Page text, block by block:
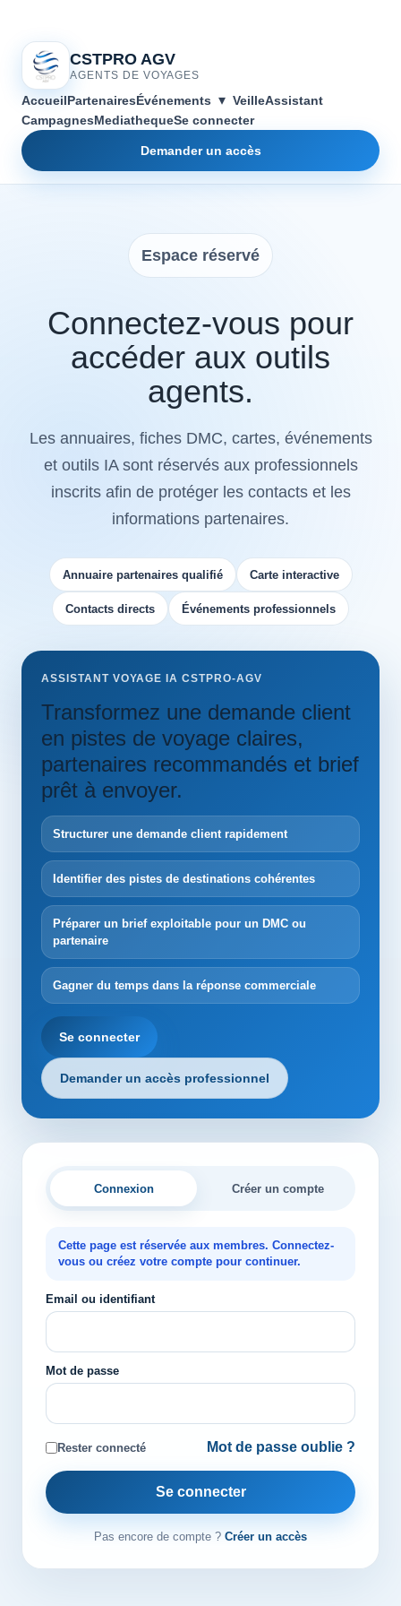
CSTPRO AGV
AGENTS DE VOYAGES
AccueilPartenairesÉvénements ▾ VeilleAssistant
CampagnesMediathequeSe connecter
Demander un accès
Espace réservé
Connectez-vous pour
accéder aux outils
agents.
Les annuaires, fiches DMC, cartes, événements
et outils IA sont réservés aux professionnels
inscrits afin de protéger les contacts et les
informations partenaires.
Annuaire partenaires qualifié Carte interactive
Contacts directs Événements professionnels
ASSISTANT VOYAGE IA CSTPRO-AGV
Transformez une demande client
en pistes de voyage claires,
partenaires recommandés et brief
prêt à envoyer.
Structurer une demande client rapidement
Identifier des pistes de destinations cohérentes
Préparer un brief exploitable pour un DMC ou
partenaire
Gagner du temps dans la réponse commerciale
Se connecter
Demander un accès professionnel
Connexion Créer un compte
Cette page est réservée aux membres. Connectez-
vous ou créez votre compte pour continuer.
Email ou identifiant
Mot de passe
Rester connecté Mot de passe oublie ?
Se connecter
Pas encore de compte ? Créer un accès